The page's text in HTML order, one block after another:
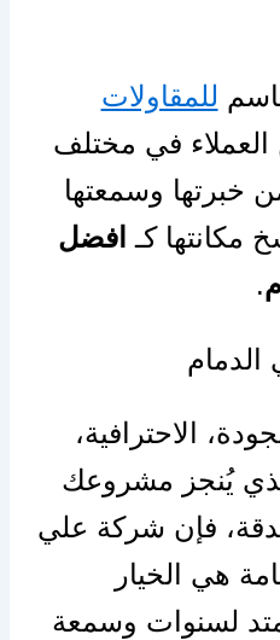
للمقاولات
العملاء في مختلف
خبرتها وسمعتها
كـ افضل
.
الدمام
الاحترافية،
الذي يُنجز مشروعك
فإن شركة علي
هي الخيار
لسنوات وسمعة